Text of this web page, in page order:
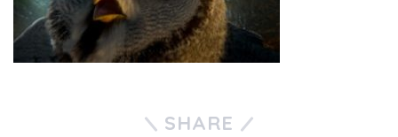
SHARE